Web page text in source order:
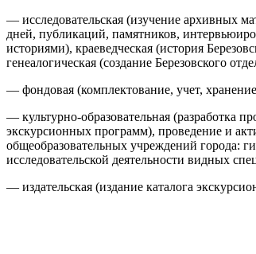
— исследовательская (изучение архивных
дней, публикаций, памятников,
историями), краеведческая (история
генеалогическая (создание Березовского
— фондовая (комплектование, учет,
— культурно-образовательная (разработка
экскурсионных программ), проведение и
общеобразовательных учреждений
исследовательской деятельности видных
— издательская (издание каталога